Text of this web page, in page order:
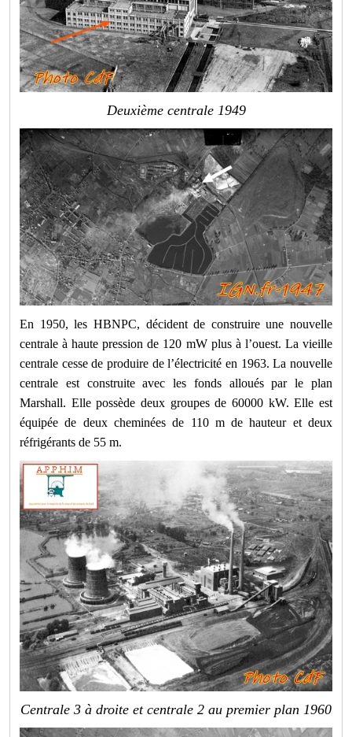
Deuxième centrale 1949
En 1950, les HBNPC, décident de construire une nouvelle
centrale à haute pression de 120 mW plus à l’ouest. La vieille
centrale cesse de produire de l’électricité en 1963. La nouvelle
centrale est construite avec les fonds alloués par le plan
Marshall. Elle possède deux groupes de 60000 kW. Elle est
équipée de deux cheminées de 110 m de hauteur et deux
réfrigérants de 55 m.
Centrale 3 à droite et centrale 2 au premier plan 1960